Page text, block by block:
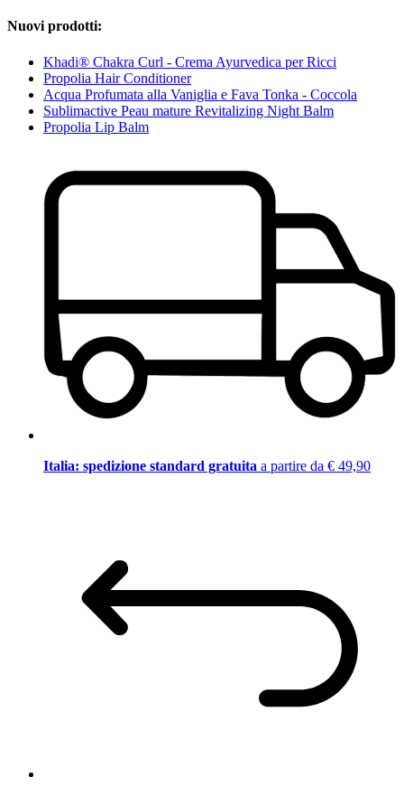
Nuovi prodotti:
Khadi® Chakra Curl - Crema Ayurvedica per Ricci
Propolia Hair Conditioner
Acqua Profumata alla Vaniglia e Fava Tonka - Coccola
Sublimactive Peau mature Revitalizing Night Balm
Propolia Lip Balm
Italia: spedizione standard gratuita a partire da € 49,90